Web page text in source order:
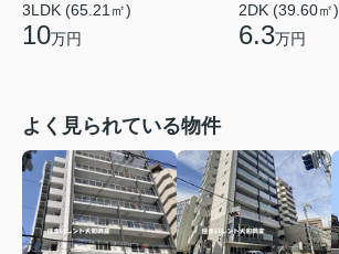
3LDK (65.21㎡)
10万円
2DK (39.60㎡)
6.3万円
よく見られている物件